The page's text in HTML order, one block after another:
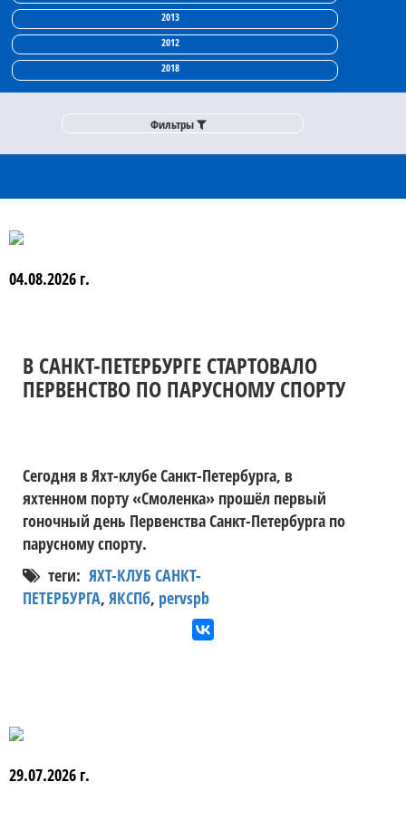
2013
2012
2018
Фильтры
Фильтры
04.08.2026 г.
В САНКТ-ПЕТЕРБУРГЕ СТАРТОВАЛО
ПЕРВЕНСТВО ПО ПАРУСНОМУ СПОРТУ
Сегодня в Яхт-клубе Санкт-Петербурга, в
яхтенном порту «Смоленка» прошёл первый
гоночный день Первенства Санкт-Петербурга по
парусному спорту.
теги: ЯХТ-КЛУБ САНКТ-
ПЕТЕРБУРГА, ЯКСПб, pervspb
29.07.2026 г.